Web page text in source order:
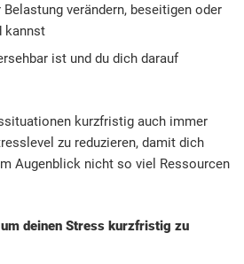
verändern, beseitigen oder
kannst
ist und du dich darauf
kurzfristig auch immer
zu reduzieren, damit dich
Augenblick nicht so viel Ressourcen
deinen Stress kurzfristig zu